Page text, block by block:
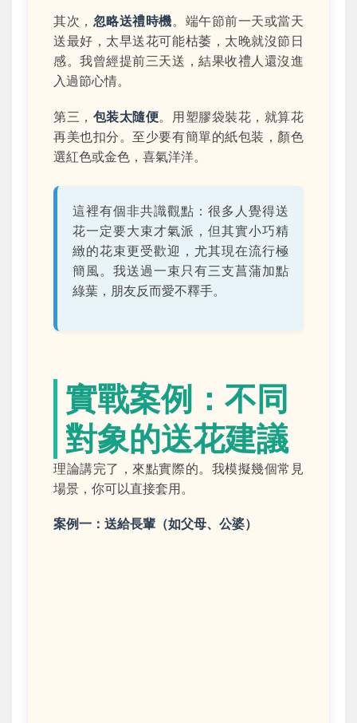
其次， 忽略送禮時機。端午節前一天或當天
送最好，太早送花可能枯萎，太晚就沒節日
感。我曾經提前三天送，結果收禮人還沒進
入過節心情。
第三， 包装太隨便。用塑膠袋裝花，就算花
再美也扣分。至少要有簡單的紙包装，顏色
選紅色或金色，喜氣洋洋。
這裡有個非共識觀點：很多人覺得送
花一定要大束才氣派，但其實小巧精
緻的花束更受歡迎，尤其現在流行極
簡風。我送過一束只有三支菖蒲加點
綠葉，朋友反而愛不釋手。
實戰案例：不同
對象的送花建議
理論講完了，來點實際的。我模擬幾個常見
場景，你可以直接套用。
案例一：送給長輩（如父母、公婆）